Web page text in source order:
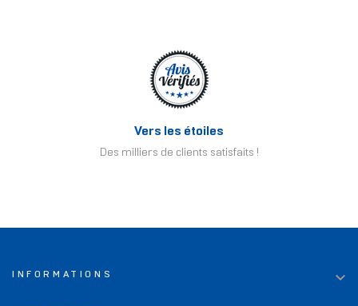
Vers les étoiles
Des milliers de clients satisfaits !
INFORMATIONS 